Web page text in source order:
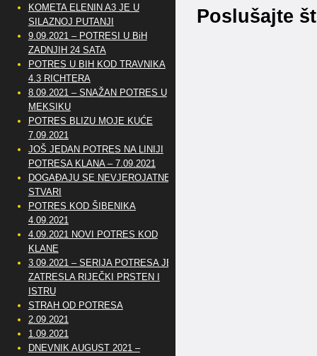
Poslušajte
KOMETA ELENIN A3 JE U
SILAZNOJ PUTANJI
9.09.2021 – POTRESI U BiH
ZADNJIH 24 SATA
POTRES U BIH KOD TRAVNIKA
4.3 RICHTERA
8.09.2021 – SNAŽAN POTRES U
MEKSIKU
POTRES BLIZU MOJE KUĆE
7.09.2021
JOŠ JEDAN POTRES NA LINIJI
POTRESA KLANA – 7.09.2021
DOGAĐAJU SE NEVJEROJATNE
STVARI
POTRES KOD ŠIBENIKA
4.09.2021
4.09.2021 NOVI POTRES KOD
KLANE
3.09.2021 – SERIJA POTRESA JE
ZATRESLA RIJEČKI PRSTEN I
ISTRU
STRAH OD POTRESA
2.09.2021
1.09.2021
DNEVNIK AUGUST 2021 –